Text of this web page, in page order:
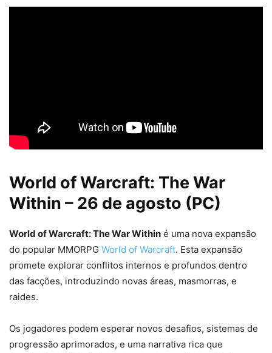
World of Warcraft: The War
Within – 26 de agosto (PC)
World of Warcraft: The War Within é uma nova expansão
do popular MMORPG World of Warcraft. Esta expansão
promete explorar conflitos internos e profundos dentro
das facções, introduzindo novas áreas, masmorras, e
raides.
Os jogadores podem esperar novos desafios, sistemas de
progressão aprimorados, e uma narrativa rica que